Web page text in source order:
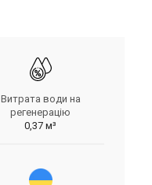
Витрата води на
регенерацію
0,37 м³